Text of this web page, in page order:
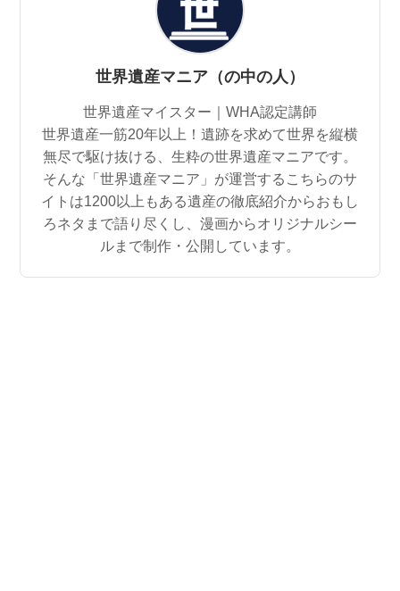
世界遺産マニア（の中の人）
世界遺産マイスター｜WHA認定講師
世界遺産一筋20年以上！遺跡を求めて世界を縦横
無尽で駆け抜ける、生粋の世界遺産マニアです。
そんな「世界遺産マニア」が運営するこちらのサ
イトは1200以上もある遺産の徹底紹介からおもし
ろネタまで語り尽くし、漫画からオリジナルシー
ルまで制作・公開しています。